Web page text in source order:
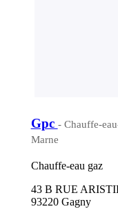
Gpc - Chauffe-
Marne
Chauffe-eau gaz
43 B RUE
93220 Gagny